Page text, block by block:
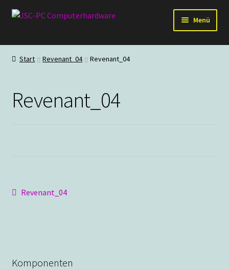
Zur
Zum
Menü
Hardware
Staubschutz
Start Revenant_04 Revenant_04
Revenant_04
Beitragsnavigation
Vorheriger
Revenant_04
Komponenten